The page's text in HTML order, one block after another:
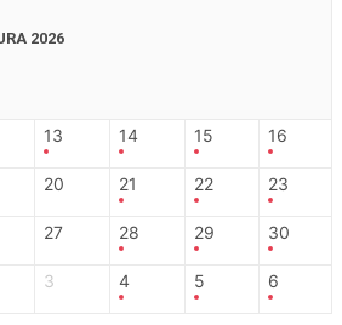
2026
13 14 15 16
20 21 22 23
27 28 29 30
3 4 5 6